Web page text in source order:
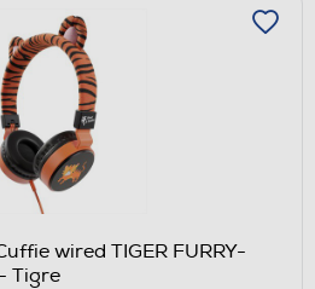
wired TIGER FURRY-
Tigre